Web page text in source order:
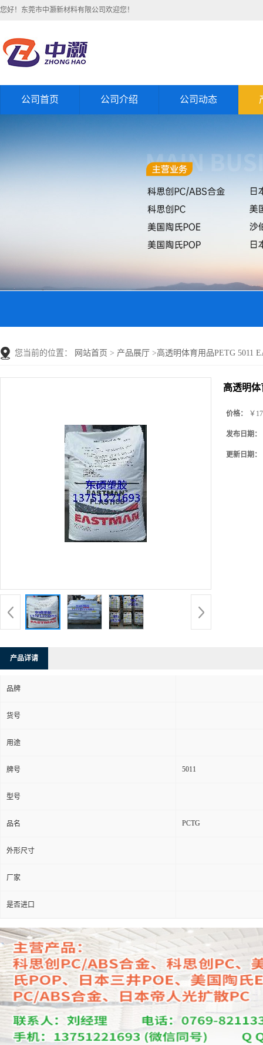
您好！东莞市中灏新材料有限公司欢迎您！
公司首页 公司介绍 公司动态
您当前的位置： 网站首页 > 产品展厅 >高透明体育用品PETG 5011
高透明体
价格： ￥
发布日期：
更新日期：
产品详请
品牌
货号
用途
牌号 5011
型号
品名 PCTG
外形尺寸
厂家
是否进口